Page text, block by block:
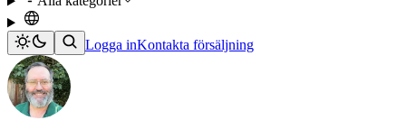
Logga inKontakta försäljning